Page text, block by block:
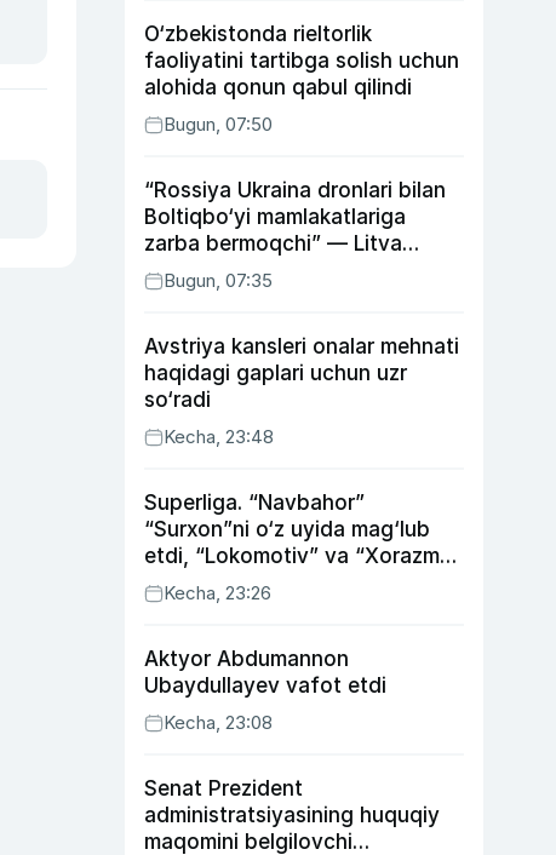
O‘zbekistonda rieltorlik
faoliyatini tartibga solish uchun
alohida qonun qabul qilindi
Bugun, 07:50
“Rossiya Ukraina dronlari bilan
Boltiqbo‘yi mamlakatlariga
zarba bermoqchi” — Litva
mudofaa vaziri
Bugun, 07:35
Avstriya kansleri onalar mehnati
haqidagi gaplari uchun uzr
so‘radi
Kecha, 23:48
Superliga. “Navbahor”
“Surxon”ni o‘z uyida mag‘lub
etdi, “Lokomotiv” va “Xorazm”
uyda g‘alaba qozondi
Kecha, 23:26
Aktyor Abdu­mannon
Ubaydullayev vafot etdi
Kecha, 23:08
Senat Prezident
administratsiyasining huquqiy
maqomini belgilovchi